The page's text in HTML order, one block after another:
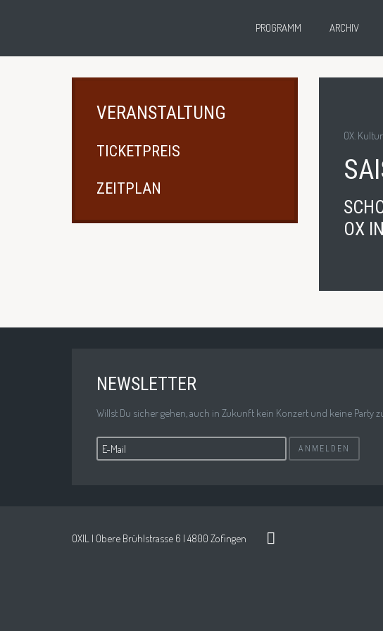
PROGRAMM ARCHIV
OX.
OX
VERANSTALTUNG
TICKETPREIS
ZEITPLAN
NEWSLETTER
Willst Du sicher gehen, auch in Zukunft kein Konzert und keine Party
ANMELDEN
OXIL | Obere Brühlstrasse 6 | 4800 Zofingen